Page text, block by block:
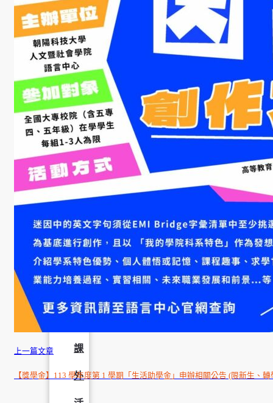
任
USR
專
區
學
成
呈
現
課
外
上一篇文章
【獎學金】113 學年度第 1 學期「生活助學金」申辦相關公告 (限新生、轉